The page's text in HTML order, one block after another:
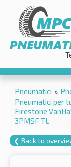
Pneumatici »
Pneumatici per
Firestone
3PMSF TL
❮ Back to